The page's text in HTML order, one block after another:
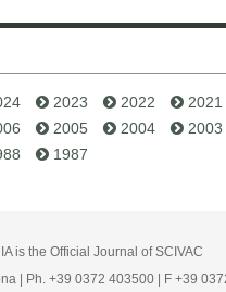
2023 2022 2021
2005 2004 2003
1987
is the Official Journal of SCIVAC
| Ph. +39 0372 403500 | F +39